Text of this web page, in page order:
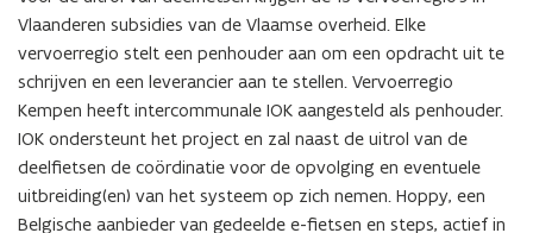
Vlaanderen subsidies van de Vlaamse overheid. Elke
vervoerregio stelt een penhouder aan om een opdracht uit te
schrijven en een leverancier aan te stellen. Vervoerregio
Kempen heeft intercommunale IOK aangesteld als penhouder.
IOK ondersteunt het project en zal naast de uitrol van de
deelfietsen de coördinatie voor de opvolging en eventuele
uitbreiding(en) van het systeem op zich nemen. Hoppy, een
Belgische aanbieder van gedeelde e-fietsen en steps, actief in